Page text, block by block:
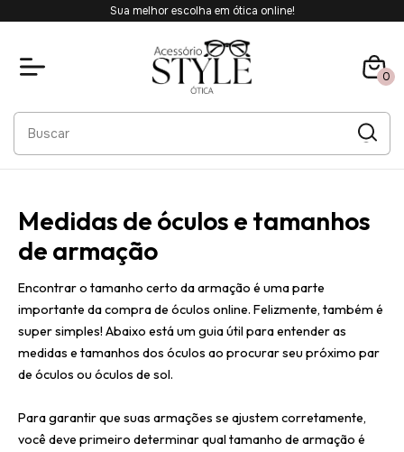
Sua melhor escolha em ótica online!
0
Medidas de óculos e tamanhos
de armação
Encontrar o tamanho certo da armação é uma parte
importante da compra de óculos online. Felizmente, também é
super simples! Abaixo está um guia útil para entender as
medidas e tamanhos dos óculos ao procurar seu próximo par
de óculos ou óculos de sol.
Para garantir que suas armações se ajustem corretamente,
você deve primeiro determinar qual tamanho de armação é